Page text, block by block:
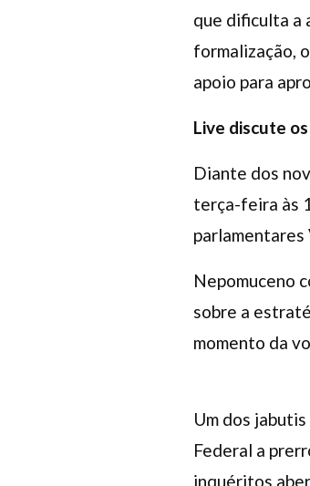
que dificulta a
formalização,
apoio para
Live discute
Diante dos
terça-feira às
parlamentares
Nepomuceno
sobre a
momento da
Um dos
Federal a
inquéritos